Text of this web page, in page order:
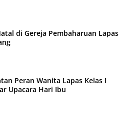
di Gereja Pembaharuan Lapas
Peran Wanita Lapas Kelas I
Upacara Hari Ibu